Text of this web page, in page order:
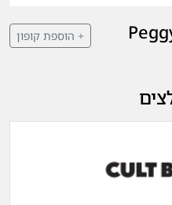
+ הוספת קופון